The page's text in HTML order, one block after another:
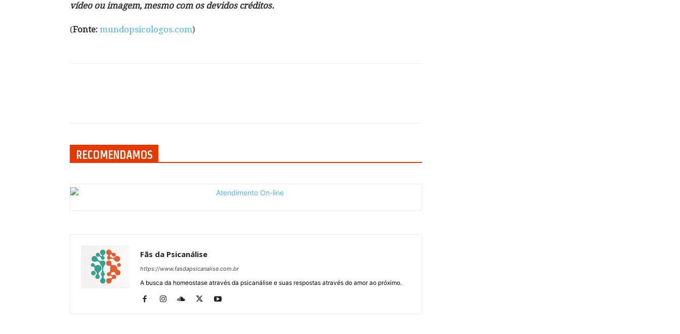
vídeo ou imagem, mesmo com os devidos créditos.
(Fonte: mundopsicologos.com)
RECOMENDAMOS
Fãs da Psicanálise
https://www.fasdapsicanalise.com.br
A busca da homeostase através da psicanálise e suas respostas através do amor ao próximo.